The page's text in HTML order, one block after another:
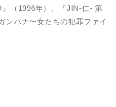
（1996年）、『JIN-仁- 第
ンバナ〜女たちの犯罪ファイ